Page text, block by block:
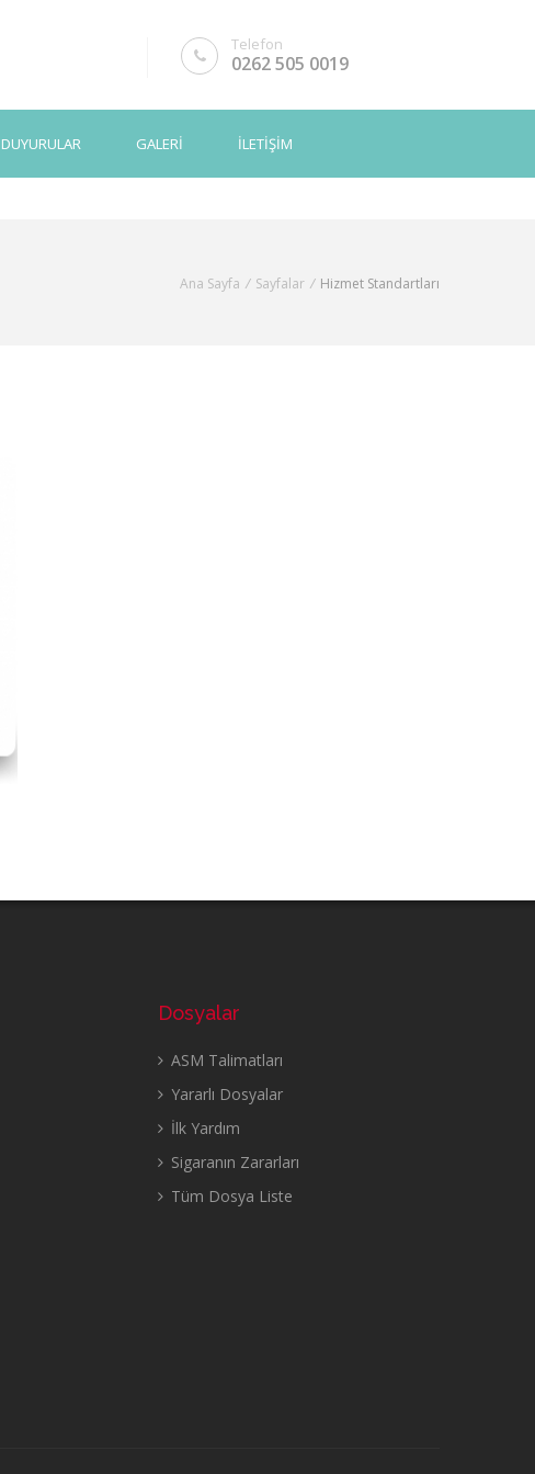
Telefon
0262 505 0019
DUYURULAR GALERİ İLETİŞİM
Ana Sayfa / Sayfalar / Hizmet Standartları
Dosyalar
ASM Talimatları
Yararlı Dosyalar
İlk Yardım
Sigaranın Zararları
Tüm Dosya Liste